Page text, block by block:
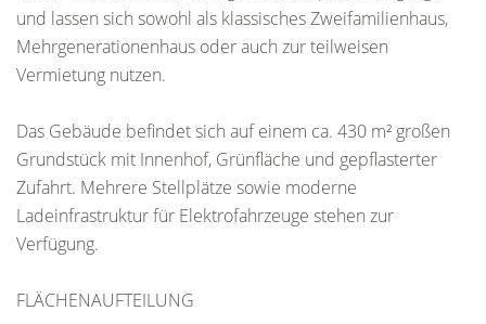
und lassen sich sowohl als klassisches Zweifamilienhaus,
Mehrgenerationenhaus oder auch zur teilweisen
Vermietung nutzen.
Das Gebäude befindet sich auf einem ca. 430 m² großen
Grundstück mit Innenhof, Grünfläche und gepflasterter
Zufahrt. Mehrere Stellplätze sowie moderne
Ladeinfrastruktur für Elektrofahrzeuge stehen zur
Verfügung.
FLÄCHENAUFTEILUNG